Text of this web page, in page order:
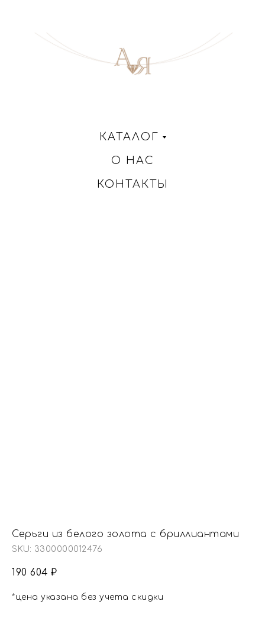
КАТАЛОГ
О НАС
КОНТАКТЫ
Серьги из белого золота с бриллиантами
SKU: 3300000012476
190 604 ₽
*цена указана без учета скидки